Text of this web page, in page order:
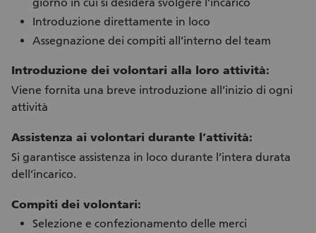
Introduzione direttamente in loco
Assegnazione dei compiti all’interno del team
Introduzione dei volontari alla loro attività:
Viene fornita una breve introduzione all’inizio di ogni
attività
Assistenza ai volontari durante l’attività:
Si garantisce assistenza in loco durante l’intera durata
dell’incarico.
Compiti dei volontari:
Selezione e confezionamento delle merci